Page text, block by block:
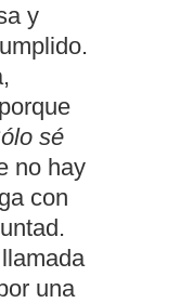
y
sé
no hay
con
una